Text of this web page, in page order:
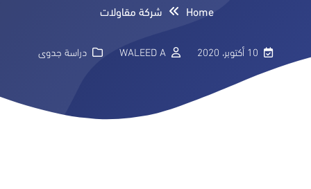
Home شركة مقاولات
10 أكتوبر، 2020 WALEED A دراسة جدوى